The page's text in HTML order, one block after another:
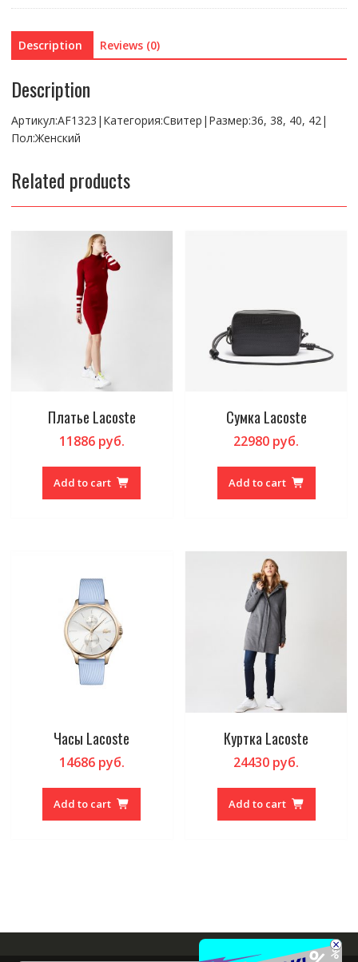
Description Reviews (0)
Description
Артикул:AF1323|Категория:Свитер|Размер:36, 38, 40, 42|
Пол:Женский
Related products
Платье Lacoste
11886руб.
Add to cart
Сумка Lacoste
22980 руб.
Add to cart
Часы Lacoste
14686руб.
Add to cart
Куртка Lacoste
24430 руб.
Add to cart
×